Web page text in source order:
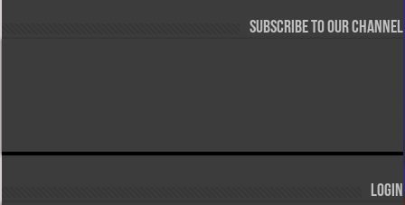
Subscribe to our Channel
Login